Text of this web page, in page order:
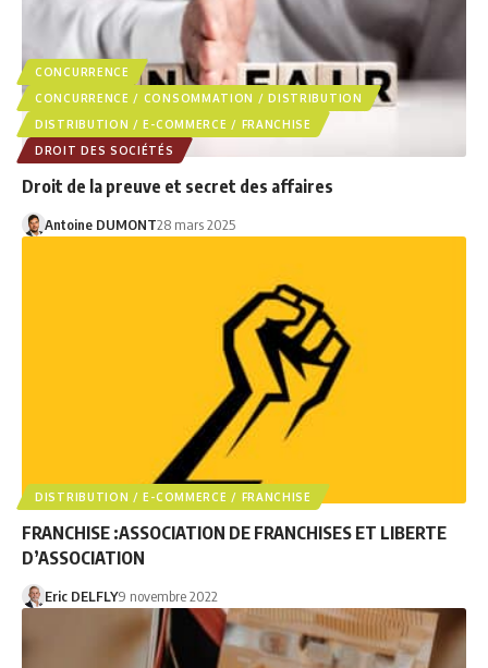
CONCURRENCE
CONCURRENCE / CONSOMMATION / DISTRIBUTION
DISTRIBUTION / E-COMMERCE / FRANCHISE
DROIT DES SOCIÉTÉS
Droit de la preuve et secret des affaires
Antoine DUMONT28 mars 2025
DISTRIBUTION / E-COMMERCE / FRANCHISE
FRANCHISE :ASSOCIATION DE FRANCHISES ET LIBERTE
D’ASSOCIATION
Eric DELFLY9 novembre 2022